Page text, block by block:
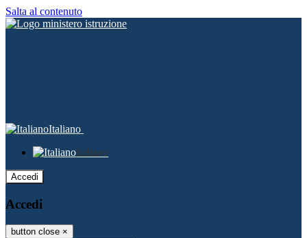
Salta al contenuto
Italiano
Italiano
Accedi
Accedi
button close ×